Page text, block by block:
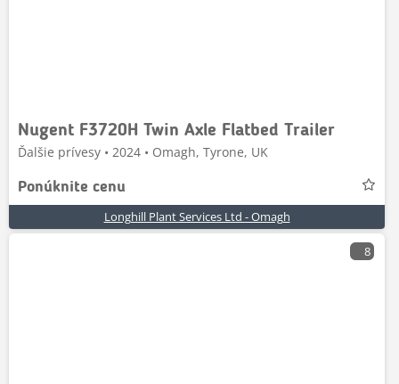
Nugent F3720H Twin Axle Flatbed Trailer
Ďalšie prívesy • 2024 • Omagh, Tyrone, UK
Ponúknite cenu
Longhill Plant Services Ltd - Omagh
8